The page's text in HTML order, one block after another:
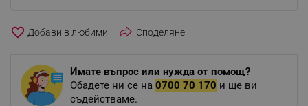
favorite_border Споделяне
Имате въпрос или нужда от помощ?
Обадете ни се на 0700 70 170 и ще ви
съдействаме.